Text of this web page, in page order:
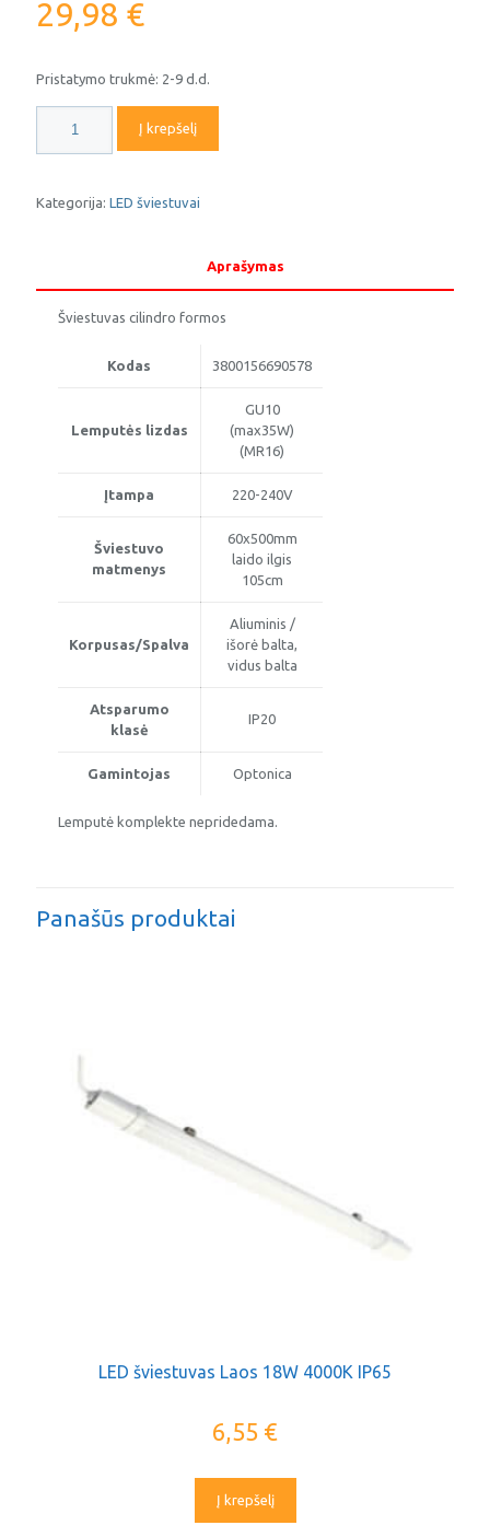
29,98 €
Pristatymo trukmė: 2-9 d.d.
kiekis:
Pakabinamas
9057
Į krepšelį
Kategorija: LED šviestuvai
Aprašymas
Šviestuvas cilindro formos
Kodas 3800156690578
Lemputės lizdas
GU10
(max35W)
(MR16)
Įtampa 220-240V
Šviestuvo
matmenys
60x500mm
laido ilgis
105cm
Korpusas/Spalva
Aliuminis /
išorė balta,
vidus balta
Atsparumo
klasė
IP20
Gamintojas Optonica
Lemputė komplekte nepridedama.
Panašūs produktai
LED šviestuvas Laos 18W 4000K IP65
6,55 €
Į krepšelį